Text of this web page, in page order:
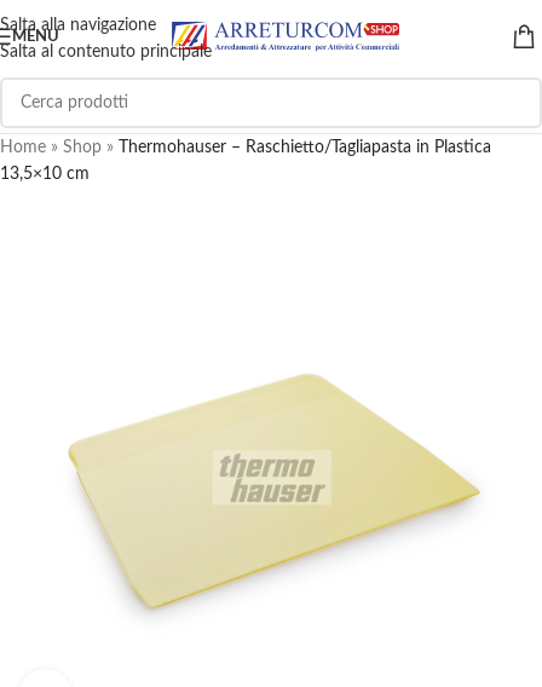
Salta alla navigazione
Salta al contenuto principale
MENU
Home » Shop »
Thermohauser – Raschietto/Tagliapasta in Plastica
13,5×10 cm